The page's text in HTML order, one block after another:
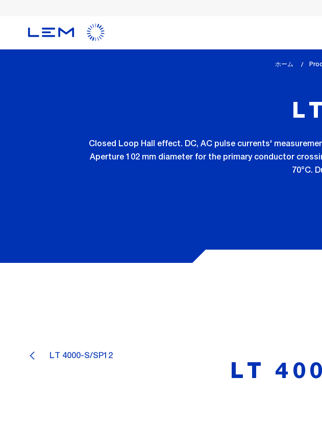
ホーム
Closed Loop Hall effect. DC, AC pulse currents'
Aperture 102 mm diameter for the primary conductor
70°C.
LT 4000-S/SP12
LT